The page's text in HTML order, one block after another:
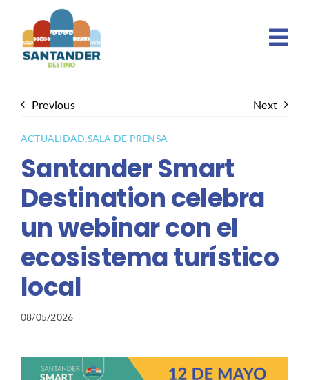
content
Previous Next
ACTUALIDAD,SALA DE PRENSA
Santander Smart
Destination celebra
un webinar con el
ecosistema turístico
local
08/05/2026